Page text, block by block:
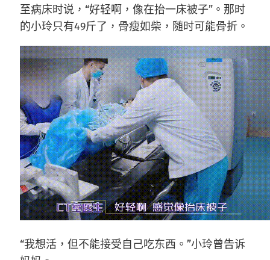
至病床时说，“好轻啊，像在抬一床被子”。那时
的小玲只有49斤了，骨瘦如柴，随时可能骨折。
“我想活，但不能接受自己吃东西。”小玲曾告诉